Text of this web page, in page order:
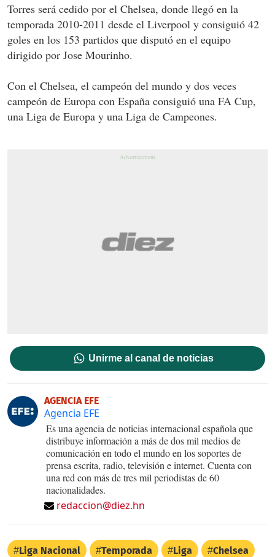
Torres será cedido por el Chelsea, donde llegó en la
temporada 2010-2011 desde el Liverpool y consiguió 42
goles en los 153 partidos que disputó en el equipo
dirigido por Jose Mourinho.
Con el Chelsea, el campeón del mundo y dos veces
campeón de Europa con España consiguió una FA Cup,
una Liga de Europa y una Liga de Campeones.
Unirme al canal de noticias
AGENCIA EFE
Agencia EFE
Es una agencia de noticias internacional española que
distribuye información a más de dos mil medios de
comunicación en todo el mundo en los soportes de
prensa escrita, radio, televisión e internet. Cuenta con
una red con más de tres mil periodistas de 60
nacionalidades.
redaccion@diez.hn
Liga Nacional Temporada Liga Chelsea